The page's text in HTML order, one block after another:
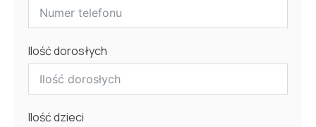
Ilość dorosłych
Ilość dzieci